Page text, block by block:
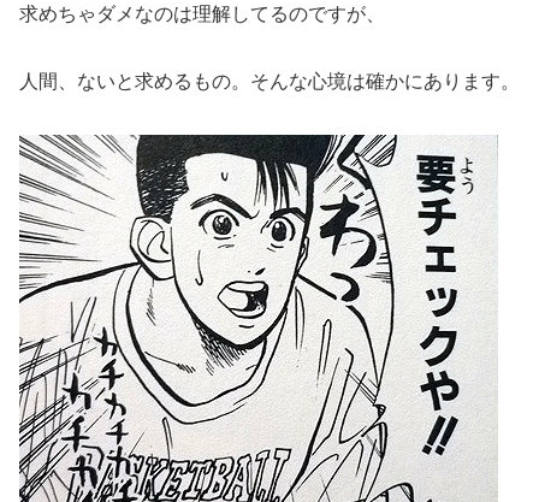
求めちゃダメなのは理解してるのですが、
人間、ないと求めるもの。そんな心境は確かにあります。